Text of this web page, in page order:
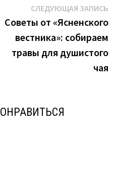
СЛЕДУЮЩАЯ ЗАПИСЬ
Советы от «Ясненского
вестника»: собираем
травы для душистого
чая